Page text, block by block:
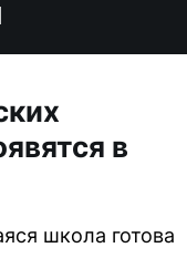
в
школа готова